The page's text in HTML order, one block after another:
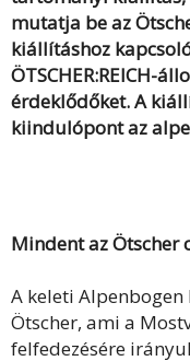
mutatja be az
kiállításhoz
ÖTSCHER:REICH-
érdeklődőket. A
kiindulópont az
Mindent az Ötscher
A keleti Alpenbogen
Ötscher, ami a
felfedezésére